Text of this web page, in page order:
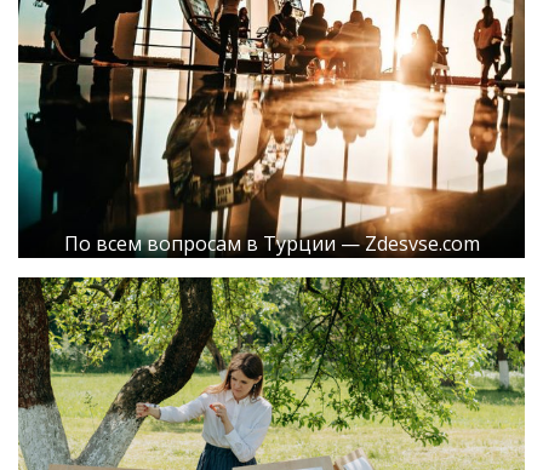
По всем вопросам в Турции — Zdesvse.com